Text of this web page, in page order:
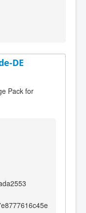
DE
Pack for